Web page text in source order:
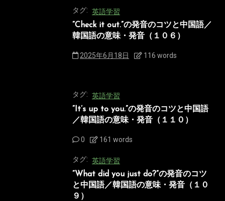
タグ: 英語学習
“Check it out.”の発音のコツと中国語／
韓国語の意味・発音（１０６）
2025年6月18日 116 words
タグ: 英語学習
“It’s up to you.”の発音のコツと中国語
／韓国語の意味・発音（１１０）
0 161 words
タグ: 英語学習
“What did you just do?”の発音のコツ
と中国語／韓国語の意味・発音（１０
９）